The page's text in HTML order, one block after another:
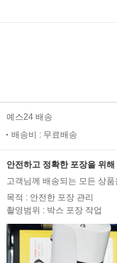
예스24 배송
배송비 : 무료배송
안전하고 정확한 포장을 위
고객님께 배송되는 모든 상
목적 : 안전한 포장 관리
촬영범위 : 박스 포장 작업